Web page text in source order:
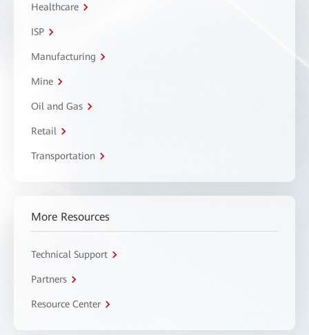
Healthcare
ISP
Manufacturing
Mine
Oil and Gas
Retail
Transportation
More Resources
Technical Support
Partners
Resource Center